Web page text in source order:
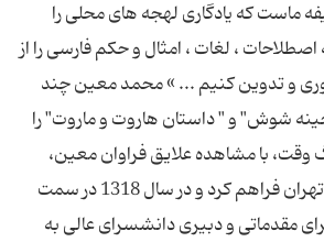
ماست که یادگاری لهجه های محلی را
، لغات ، امثال و حکم فارسی را از
و تدوین کنیم ... » محمد معین چند
شوش" و " داستان هاروت و ماروت" را
وقت، با مشاهده علایق فراوان معین،
مقدمات انتقال او را به تهران فراهم کرد و در سال 1318 در سمت
مقدماتی و دبیری دانشسرای عالی به